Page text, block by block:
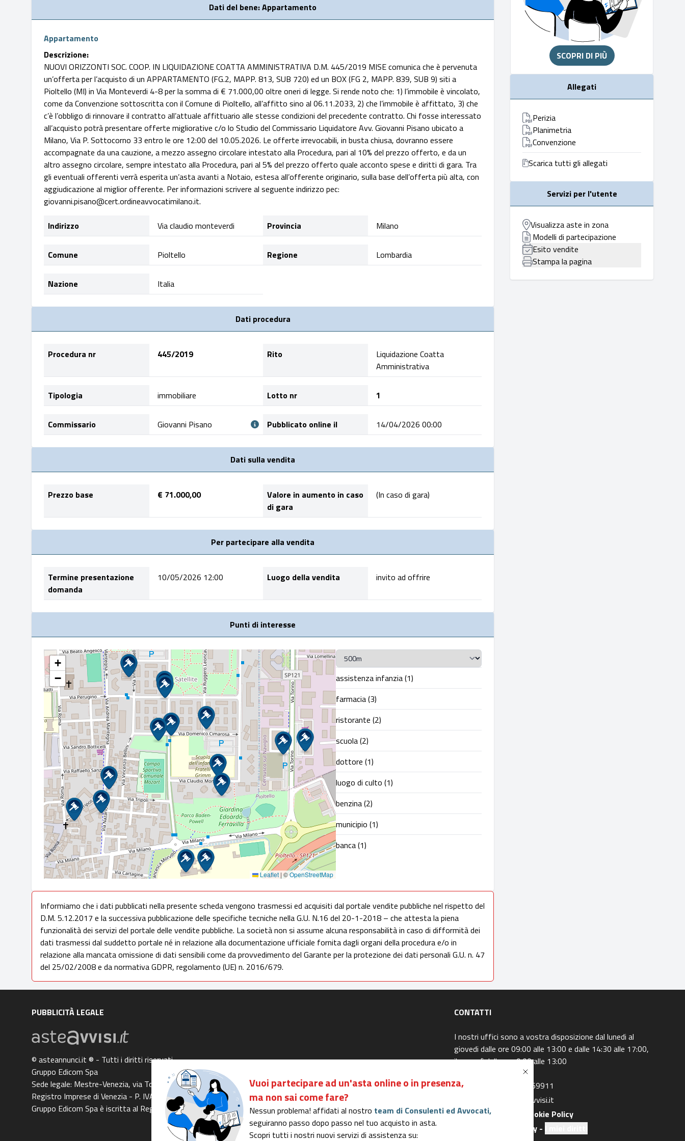
Dati del bene: Appartamento
Appartamento
Descrizione:
NUOVI ORIZZONTI SOC. COOP. IN LIQUIDAZIONE COATTA AMMINISTRATIVA D.M. 445/2019 MISE comunica che è pervenuta
un’offerta per l’acquisto di un APPARTAMENTO (FG.2, MAPP. 813, SUB 720) ed un BOX (FG 2, MAPP. 839, SUB 9) siti a
Pioltello (MI) in Via Monteverdi 4-8 per la somma di € 71.000,00 oltre oneri di legge. Si rende noto che: 1) l’immobile è vincolato,
come da Convenzione sottoscritta con il Comune di Pioltello, all’affitto sino al 06.11.2033, 2) che l’immobile è affittato, 3) che
c’è l’obbligo di rinnovare il contratto all’attuale affittuario alle stesse condizioni del precedente contratto. Chi fosse interessato
all’acquisto potrà presentare offerte migliorative c/o lo Studio del Commissario Liquidatore Avv. Giovanni Pisano ubicato a
Milano, Via P. Sottocorno 33 entro le ore 12:00 del 10.05.2026. Le offerte irrevocabili, in busta chiusa, dovranno essere
accompagnate da una cauzione, a mezzo assegno circolare intestato alla Procedura, pari al 10% del prezzo offerto, e da un
altro assegno circolare, sempre intestato alla Procedura, pari al 5% del prezzo offerto quale acconto spese e diritti di gara. Tra
gli eventuali offerenti verrà esperita un’asta avanti a Notaio, estesa all’offerente originario, sulla base dell’offerta più alta, con
aggiudicazione al miglior offerente. Per informazioni scrivere al seguente indirizzo pec:
giovanni.pisano@cert.ordineavvocatimilano.it.
Indirizzo
Via claudio monteverdi Provincia Milano
Comune Pioltello Regione Lombardia
Nazione Italia
Dati procedura
Procedura nr 445/2019 Rito
Liquidazione Coatta
Amministrativa
Tipologia immobiliare Lotto nr 1
Commissario Giovanni Pisano Pubblicato online il 14/04/2026 00:00
Dati sulla vendita
Prezzo base € 71.000,00
Valore in aumento in caso
di gara
(In caso di gara)
Per partecipare alla vendita
Termine presentazione
domanda
10/05/2026 12:00 Luogo della vendita invito ad offrire
Punti di interesse
+
−
Leaflet | ©OpenStreetMap
Seleziona raggio
assistenza infanzia (1)
farmacia (3)
ristorante (2)
scuola (2)
dottore (1)
luogo di culto (1)
benzina (2)
municipio (1)
banca (1)
Informiamo che i dati pubblicati nella presente scheda vengono trasmessi ed acquisiti dal portale vendite pubbliche nel rispetto del
D.M. 5.12.2017 e la successiva pubblicazione delle specifiche tecniche nella G.U. N.16 del 20-1-2018 – che attesta la piena
funzionalità dei servizi del portale delle vendite pubbliche. La società non si assume alcuna responsabilità in caso di difformità dei
dati trasmessi dal suddetto portale né in relazione alla documentazione ufficiale fornita dagli organi della procedura e/o in
relazione alla mancata omissione di dati sensibili come da provvedimento del Garante per la protezione dei dati personali G.U. n. 47
del 25/02/2008 e da normativa GDPR, regolamento (UE) n. 2016/679.
SCOPRI DI PIÙ
Allegati
Perizia
Planimetria
Convenzione
Scarica tutti gli allegati
Servizi per l'utente
Visualizza aste in zona
Modelli di partecipazione
Esito vendite
Stampa la pagina
PUBBLICITÀ LEGALE
© asteannunci.it ® - Tutti i diritti riservati
Gruppo Edicom Spa
Sede legale: Mestre-Venezia, via Torre Belfredo n. 64
Registro Imprese di Venezia - P. IVA e C.F. 05091140961 - Rea n. 334938 - Cap. sociale EUR 100.000,00 i.v.
Gruppo Edicom Spa è iscritta al Registro degli Operatori di Comunicazione nr. 15116
CONTATTI
I nostri uffici sono a vostra disposizione dal lunedi al
giovedi dalle ore 09:00 alle 13:00 e dalle 14:30 alle 17:00,
il venerdì dalle ore 9:00 alle 13:00
: 0415369911
: info@asteavvisi.it
Privacy Policy
Cookie Policy
Preferenze Privacy -
Vuoi partecipare ad un'asta online o in presenza,
ma non sai come fare?
Nessun problema! affidati al nostro team di Consulenti ed Avvocati,
seguiranno passo dopo passo nel tuo acquisto in asta.
Scopri tutti i nostri nuovi servizi di assistenza su: